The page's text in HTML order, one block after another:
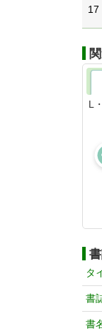
17
L
タ
書
書